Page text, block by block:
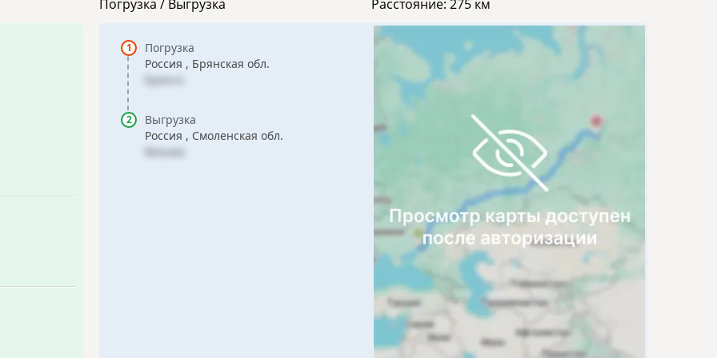
Погрузка / Выгрузка
Погрузка
Россия , Брянская обл.
Брянск
Выгрузка
Россия , Смоленская обл.
Вязьма
Расстояние: 275 км